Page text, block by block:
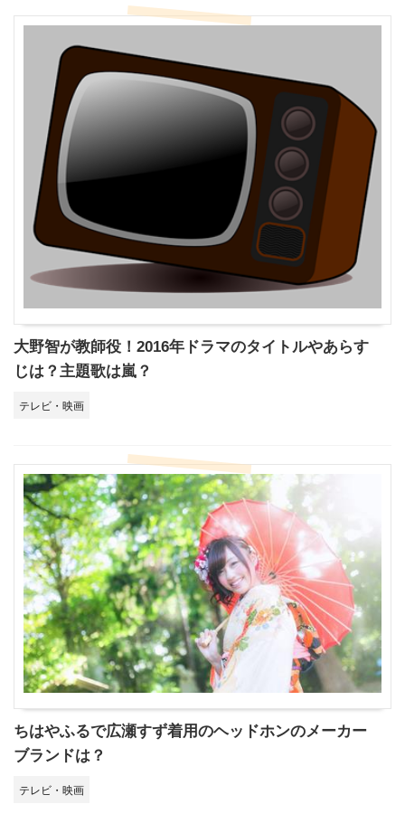
大野智が教師役！2016年ドラマのタイトルやあらす
じは？主題歌は嵐？
テレビ・映画
ちはやふるで広瀬すず着用のヘッドホンのメーカー
ブランドは？
テレビ・映画